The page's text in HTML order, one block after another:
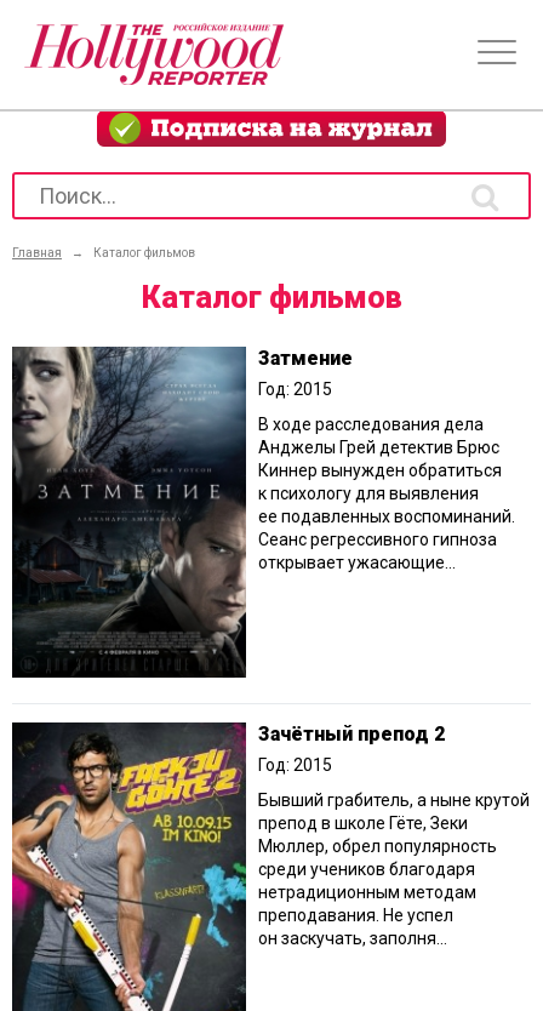
Главная → Каталог фильмов
Каталог фильмов
Затмение
Год: 2015
В ходе расследования дела
Анджелы Грей детектив Брюс
Киннер вынужден обратиться
к психологу для выявления
ее подавленных воспоминаний.
Сеанс регрессивного гипноза
открывает ужасающие...
Зачётный препод 2
Год: 2015
Бывший грабитель, а ныне крутой
препод в школе Гёте, Зеки
Мюллер, обрел популярность
среди учеников благодаря
нетрадиционным методам
преподавания. Не успел
он заскучать, заполня...